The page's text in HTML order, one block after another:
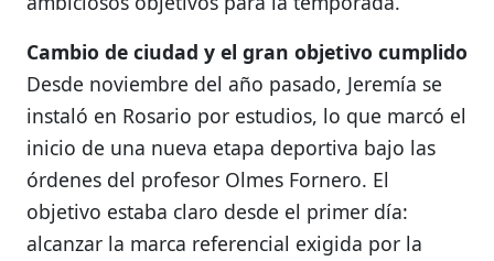
Cambio de ciudad y el gran objetivo cumplido
Desde noviembre del año pasado, Jeremía se
instaló en Rosario por estudios, lo que marcó el
inicio de una nueva etapa deportiva bajo las
órdenes del profesor Olmes Fornero. El
objetivo estaba claro desde el primer día:
alcanzar la marca referencial exigida por la